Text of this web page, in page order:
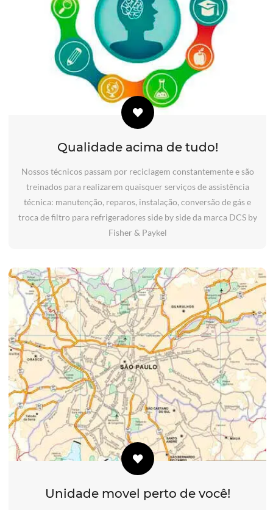
Qualidade acima de tudo!
Nossos técnicos passam por reciclagem constantemente e são
treinados para realizarem quaisquer serviços de assistência
técnica: manutenção, reparos, instalação, conversão de gás e
troca de filtro para refrigeradores side by side da marca DCS by
Fisher & Paykel
Unidade movel perto de você!